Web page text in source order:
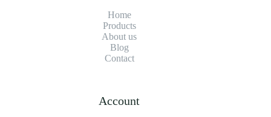
Home
Products
About us
Blog
Contact
Account